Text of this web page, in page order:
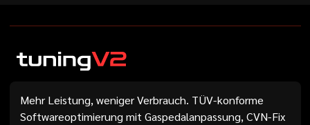
Mehr Leistung, weniger Verbrauch. TÜV-konforme
Softwareoptimierung mit Gaspedalanpassung, CVN-Fix